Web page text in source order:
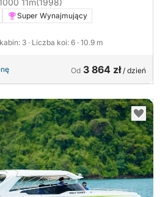
11m(1998)
Super Wynajmujący
3 · Liczba koi: 6 · 10.9 m
Od 3 864 zł/ dzień